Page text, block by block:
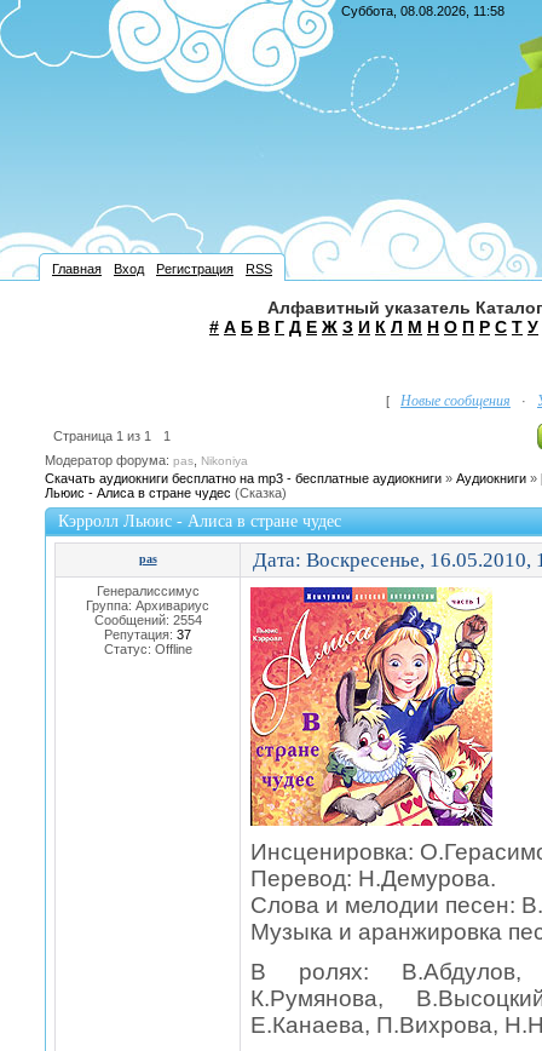
Суббота, 08.08.2026, 11:58
Главная Вход Регистрация RSS
Алфавитный указатель
# А Б В Г Д Е Ж З И К Л М Н О П Р С Т У
[ Новые сообщения ·
Страница 1 из 1
1
Модератор форума: pas Nikoniya
Скачать аудиокниги бесплатно на mp3 - бесплатные аудиокниги » Аудиокниги »
Льюис - Алиса в стране чудес (Сказка)
Кэрролл Льюис - Алиса в стране чудес
pas Дата: Воскресенье,
Генералиссимус
Группа: Архивариус
Сообщений: 2554
Репутация: 37
Статус: Offline
Инсценировка:
Перевод: Н.Демурова.
Слова и мелодии песен:
Музыка и аранжировка
В ролях: В.Абдулов,
К.Румянова,
Е.Канаева, П.Вихрова,